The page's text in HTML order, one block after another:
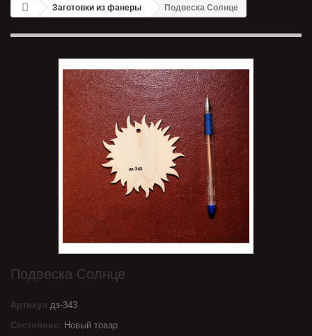
Заготовки из фанеры Подвеска Солнце
Подвеска Солнце
Артикул дз-343
Состояние: Новый товар